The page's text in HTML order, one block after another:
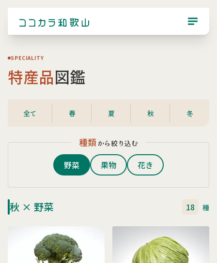
SPECIALITY
特産品図鑑
全て 春 夏 秋 冬
種類 から絞り込む
野菜 果物 花き
秋 × 野菜 18 種